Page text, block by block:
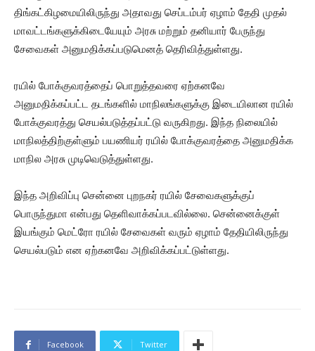
திங்கட்கிழமையிலிருந்து அதாவது செப்டம்பர் ஏழாம் தேதி முதல்
மாவட்டங்களுக்கிடையேயும் அரசு மற்றும் தனியார் பேருந்து
சேவைகள் அனுமதிக்கப்படுமெனத் தெரிவித்துள்ளது.
ரயில் போக்குவரத்தைப் பொறுத்தவரை ஏற்கனவே
அனுமதிக்கப்பட்ட தடங்களில் மாநிலங்களுக்கு இடையிலான ரயில்
போக்குவரத்து செயல்படுத்தப்பட்டு வருகிறது. இந்த நிலையில்
மாநிலத்திற்குள்ளும் பயணியர் ரயில் போக்குவரத்தை அனுமதிக்க
மாநில அரசு முடிவெடுத்துள்ளது.
இந்த அறிவிப்பு சென்னை புறநகர் ரயில் சேவைகளுக்குப்
பொருந்துமா என்பது தெளிவாக்கப்படவில்லை. சென்னைக்குள்
இயங்கும் மெட்ரோ ரயில் சேவைகள் வரும் ஏழாம் தேதியிலிருந்து
செயல்படும் என ஏற்கனவே அறிவிக்கப்பட்டுள்ளது.
Facebook Twitter